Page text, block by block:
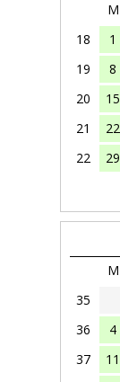
M
18
1
19
8
20
15
21
22
22
29
M
35
36
4
37
11